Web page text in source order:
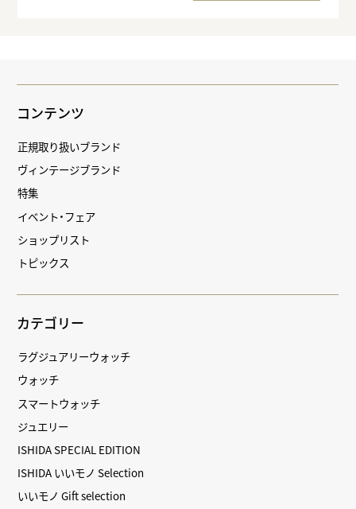
コンテンツ
正規取り扱いブランド
ヴィンテージブランド
特集
イベント・フェア
ショップリスト
トピックス
カテゴリー
ラグジュアリーウォッチ
ウォッチ
スマートウォッチ
ジュエリー
ISHIDA SPECIAL EDITION
ISHIDA いいモノ Selection
いいモノ Gift selection